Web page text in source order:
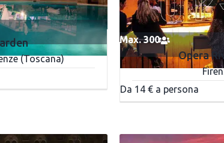
(Toscana)
Max. 300
Opera
Da 14 € a persona